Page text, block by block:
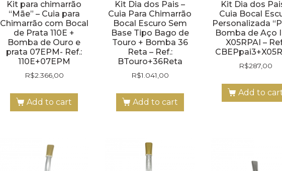
Kit para chimarrão
“Mãe” – Cuia para
Chimarrão com Bocal
de Prata 110E +
Bomba de Ouro e
prata 07EPM- Ref.:
110E+07EPM
R$2.366,00
Add to cart
Kit Dia dos Pais –
Cuia Para Chimarrão
Bocal Escuro Sem
Base Tipo Bago de
Touro + Bomba 36
Reta – Ref.:
BTouro+36Reta
R$1.041,00
Add to cart
Kit Dia dos
Cuia Bocal
Personalizada
Bomba de Aço
X05RPAI –
R$287,00
Add to